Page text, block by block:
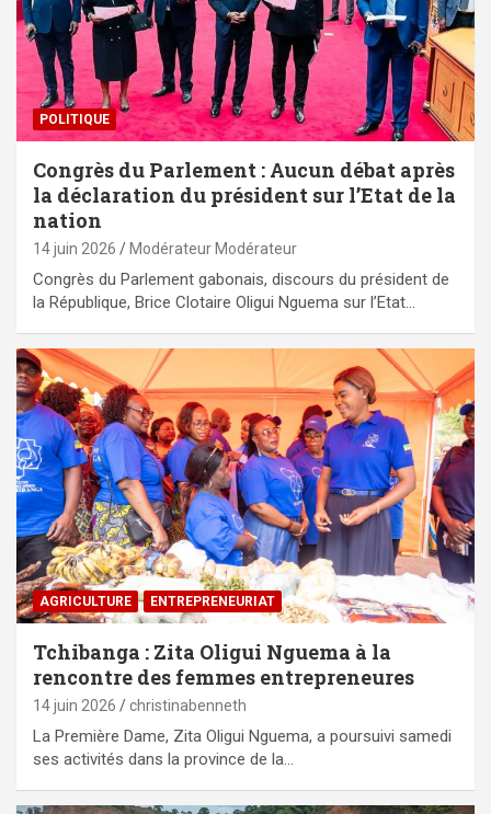
POLITIQUE
Congrès du Parlement : Aucun débat après
la déclaration du président sur l’Etat de la
nation
14 juin 2026 Modérateur Modérateur
Congrès du Parlement gabonais, discours du président de
la République, Brice Clotaire Oligui Nguema sur l’Etat…
AGRICULTURE ENTREPRENEURIAT
Tchibanga : Zita Oligui Nguema à la
rencontre des femmes entrepreneures
14 juin 2026 christinabenneth
La Première Dame, Zita Oligui Nguema, a poursuivi samedi
ses activités dans la province de la…